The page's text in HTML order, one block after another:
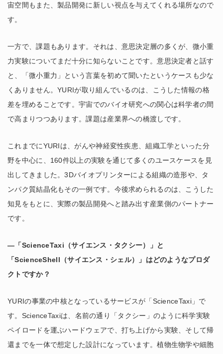
宙空間もまた、製品開発に新しい視点を与えてくれる場所なので
す。
一方で、課題もあります。それは、意思決定層の多くが、微小重
力実験についてまだ十分に知らないことです。意思決定者と話す
と、「微小重力」という言葉を初めて聞いたというケースも少な
くありません。YURIが取り組んでいるのは、こうした情報の格
差を埋めることです。宇宙でのバイオ研究への関心は科学者の間
で高まりつつあります。課題は産業界への橋渡しです。
これまでにYURIは、がんや神経変性疾患、組織工学といった分
野を中心に、160件以上の実験を通じて多くのユースケースを見
出してきました。3Dバイオプリンターによる組織の造形や、タ
ンパク質結晶化もその一例です。今後求められるのは、こうした
知見をもとに、実際の製品開発へと踏み出す産業側のパートナー
です。
―「ScienceTaxi（サイエンス・タクシー）」と
「ScienceShell（サイエンス・シェル）」はどのようなプロダ
クトですか？
YURIの事業の中核となっているサービスが「ScienceTaxi」で
す。ScienceTaxiは、名前の通り「タクシー」のように科学実験
ペイロードを運ぶハードウェアで、打ち上げから実験、そして帰
還までを一体で想定した設計になっています。植物生物学や細胞